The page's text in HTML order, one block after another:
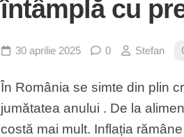
întâmplă cu
30 aprilie 2025 0 Stefan
În România se simte din plin
jumătatea anului . De la
costă mai mult. Inflația